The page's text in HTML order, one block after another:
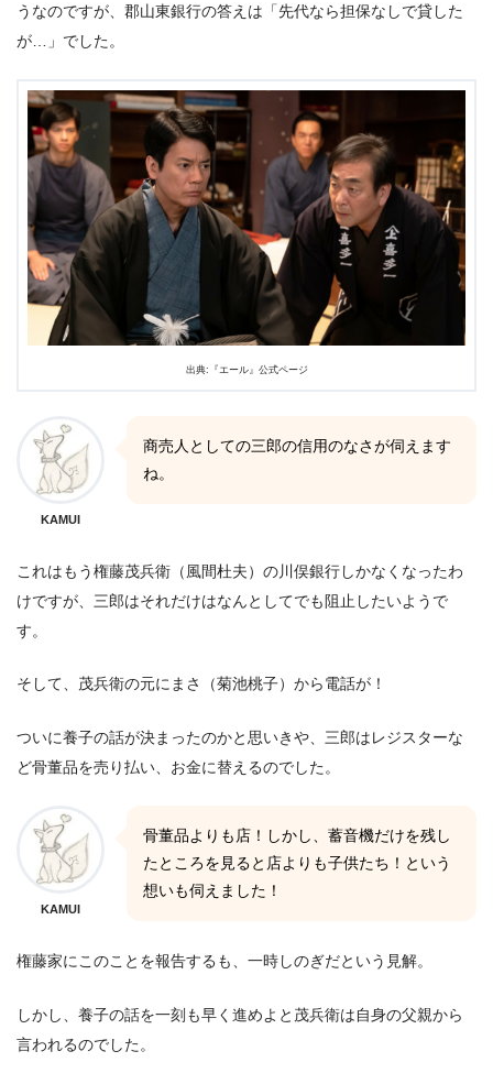
うなのですが、郡山東銀行の答えは「先代なら担保なしで貸した
が…」でした。
出典:『エール』公式ページ
KAMUI
商売人としての三郎の信用のなさが伺えます
ね。
これはもう権藤茂兵衛（風間杜夫）の川俣銀行しかなくなったわ
けですが、三郎はそれだけはなんとしてでも阻止したいようで
す。
そして、茂兵衛の元にまさ（菊池桃子）から電話が！
ついに養子の話が決まったのかと思いきや、三郎はレジスターな
ど骨董品を売り払い、お金に替えるのでした。
KAMUI
骨董品よりも店！しかし、蓄音機だけを残し
たところを見ると店よりも子供たち！という
想いも伺えました！
権藤家にこのことを報告するも、一時しのぎだという見解。
しかし、養子の話を一刻も早く進めよと茂兵衛は自身の父親から
言われるのでした。